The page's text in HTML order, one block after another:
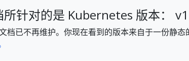
针对的是 Kubernetes 版本：
档已不再维护。你现在看到的版本来自于一份静态